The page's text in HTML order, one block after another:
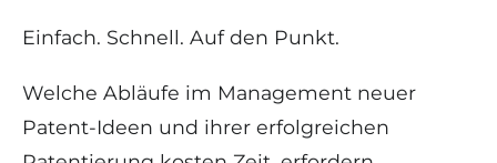
Einfach. Schnell. Auf den Punkt.
Welche Abläufe im Management neuer
Patent-Ideen und ihrer erfolgreichen